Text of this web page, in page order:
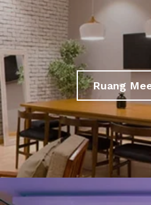
Ruang